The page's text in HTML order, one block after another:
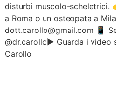
disturbi muscolo-scheletrici.
a Roma o un osteopata a
dott.carollo@gmail.com 📱
@dr.carollo▶️ Guarda i video
Carollo